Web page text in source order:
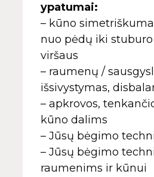
ypatumai:
– kūno
nuo pėdų iki stuburo
viršaus
– raumenų /
išsivystymas,
– apkrovos,
kūno dalims
– Jūsų bėgimo
– Jūsų bėgimo
raumenims ir kūnui